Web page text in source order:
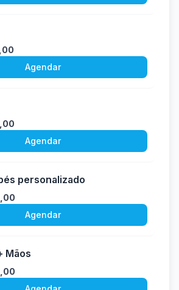
Agendar
Agendar
personalizado
Agendar
Mãos